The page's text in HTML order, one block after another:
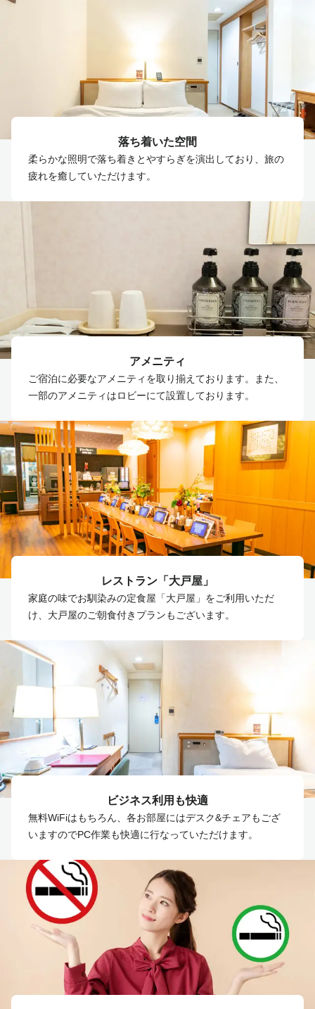
落ち着いた空間
柔らかな照明で落ち着きとやすらぎを演出しており、旅の
疲れを癒していただけます。
アメニティ
ご宿泊に必要なアメニティを取り揃えております。また、
一部のアメニティはロビーにて設置しております。
レストラン「大戸屋」
家庭の味でお馴染みの定食屋「大戸屋」をご利用いただ
け、大戸屋のご朝食付きプランもございます。
ビジネス利用も快適
無料WiFiはもちろん、各お部屋にはデスク&チェアもござ
いますのでPC作業も快適に行なっていただけます。